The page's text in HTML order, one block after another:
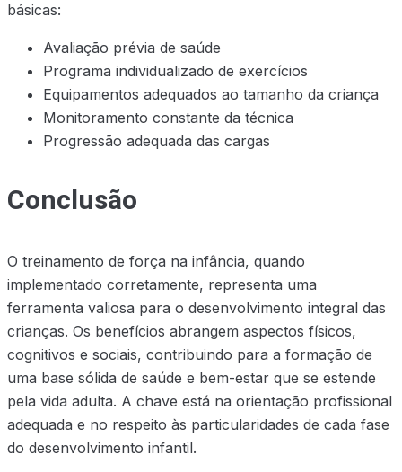
básicas:
Avaliação prévia de saúde
Programa individualizado de exercícios
Equipamentos adequados ao tamanho da criança
Monitoramento constante da técnica
Progressão adequada das cargas
Conclusão
O treinamento de força na infância, quando
implementado corretamente, representa uma
ferramenta valiosa para o desenvolvimento integral das
crianças. Os benefícios abrangem aspectos físicos,
cognitivos e sociais, contribuindo para a formação de
uma base sólida de saúde e bem-estar que se estende
pela vida adulta. A chave está na orientação profissional
adequada e no respeito às particularidades de cada fase
do desenvolvimento infantil.